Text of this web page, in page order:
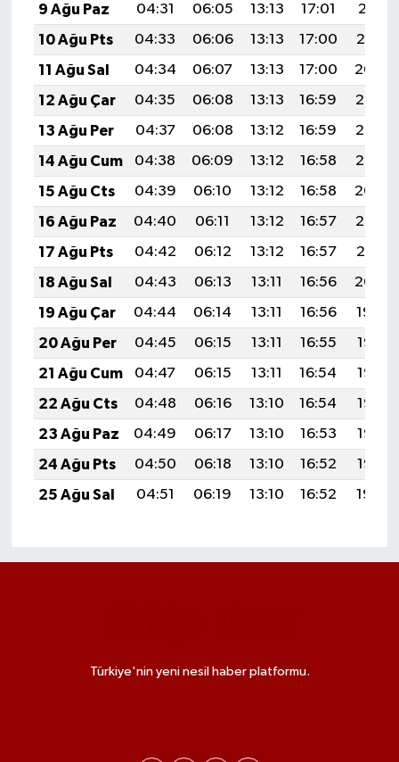
9 Ağu Paz
04:31 06:05 13:13 17:01
20:11
10 Ağu Pts
04:33 06:06 13:13 17:00
20:10
11 Ağu Sal
04:34 06:07 13:13 17:00
20:09
12 Ağu Çar
04:35 06:08 13:13 16:59
20:08
13 Ağu Per
04:37 06:08 13:12 16:59
20:06
14 Ağu Cum
04:38 06:09 13:12 16:58
20:05
15 Ağu Cts
04:39 06:10 13:12 16:58
20:04
16 Ağu Paz
04:40 06:11 13:12 16:57
20:03
17 Ağu Pts
04:42 06:12 13:12 16:57
20:01
18 Ağu Sal
04:43 06:13 13:11 16:56
20:00
19 Ağu Çar
04:44 06:14 13:11 16:56
19:59
20 Ağu Per
04:45 06:15 13:11 16:55
19:57
21 Ağu Cum
04:47 06:15 13:11 16:54
19:56
22 Ağu Cts
04:48 06:16 13:10 16:54
19:55
23 Ağu Paz
04:49 06:17 13:10 16:53
19:53
24 Ağu Pts
04:50 06:18 13:10 16:52
19:52
25 Ağu Sal
04:51 06:19 13:10 16:52 19:50
Türkiye'nin yeni nesil haber platformu.